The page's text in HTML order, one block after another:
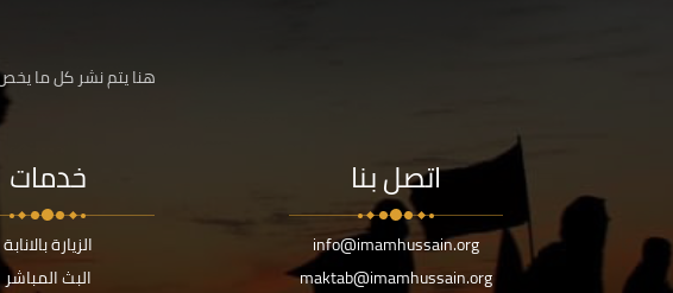
هنا يتم نشر كل ما
اتصل بنا
info@imamhussain.org
maktab@imamhussain.org
خدمات
الزيارة بالانابة
البث المباشر